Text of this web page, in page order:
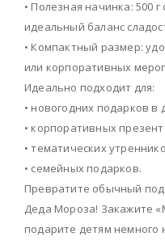
• Полезная начинка: 500
идеальный баланс
• Компактный размер:
или корпоративных
Идеально подходит для:
• новогодних подарков в
• корпоративных
• тематических
• семейных подарков.
Превратите обычный
Деда Мороза! Закажите
подарите детям немного